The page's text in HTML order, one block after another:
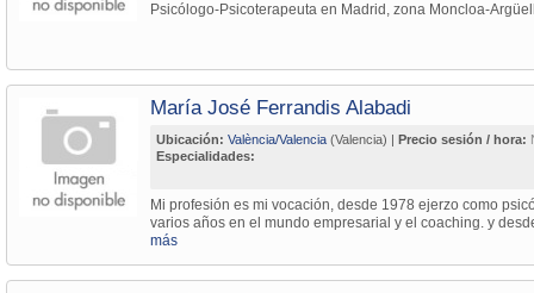
Psicólogo-Psicoterapeuta en Madrid, zona Moncloa-
María José Ferrandis Alabadi
Ubicación: València/Valencia (Valencia) | Precio sesión / hora:
Especialidades:
Mi profesión es mi vocación, desde 1978 ejerzo como
varios años en el mundo empresarial y el coaching. y
más